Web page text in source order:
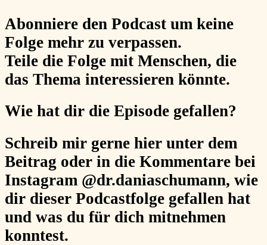
Abonniere den Podcast um keine
Folge mehr zu verpassen.
Teile die Folge mit Menschen, die
das Thema interessieren könnte.
Wie hat dir die Episode gefallen?
Schreib mir gerne hier unter dem
Beitrag oder in die Kommentare bei
Instagram @dr.daniaschumann, wie
dir dieser Podcastfolge gefallen hat
und was du für dich mitnehmen
konntest.